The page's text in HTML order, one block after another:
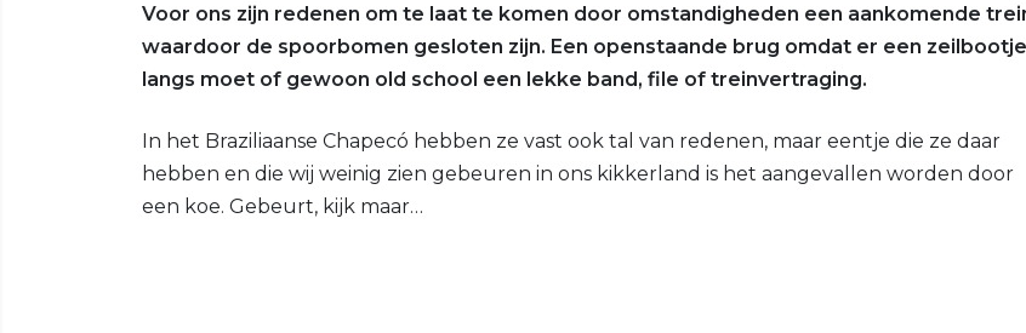
Voor ons zijn redenen om te laat te komen door omstandigheden een aankomende
waardoor de spoorbomen gesloten zijn. Een openstaande brug omdat er een zeilbootje
langs moet of gewoon old school een lekke band, file of treinvertraging.
In het Braziliaanse Chapecó hebben ze vast ook tal van redenen, maar eentje die ze daar
hebben en die wij weinig zien gebeuren in ons kikkerland is het aangevallen worden door
een koe. Gebeurt, kijk maar…